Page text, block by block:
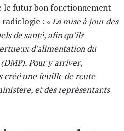
le futur bon fonctionnement
radiologie : « La mise à jour des
de santé, afin qu'ils
d'alimentation du
Pour y arriver,
créé une feuille de route
et des représentants